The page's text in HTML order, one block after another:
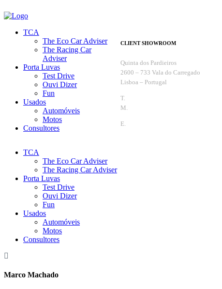
TCA
The Eco Car Adviser
The Racing Car
Adviser
Porta Luvas
Test Drive
Ouvi Dizer
Fun
Usados
Automóveis
Motos
Consultores
TCA
The Eco Car Adviser
The Racing Car Adviser
Porta Luvas
Test Drive
Ouvi Dizer
Fun
Usados
Automóveis
Motos
Consultores
Marco Machado
CLIENT SHOWROOM
Quinta dos Pardieiros
2600 – 733 Vala do Carregado
Lisboa – Portugal
T.
M.
E.